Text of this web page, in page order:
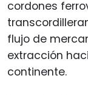
cordones
flujo de
extracción
continente.